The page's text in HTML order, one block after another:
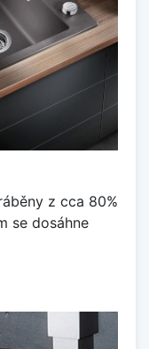
z cca 80%
se dosáhne